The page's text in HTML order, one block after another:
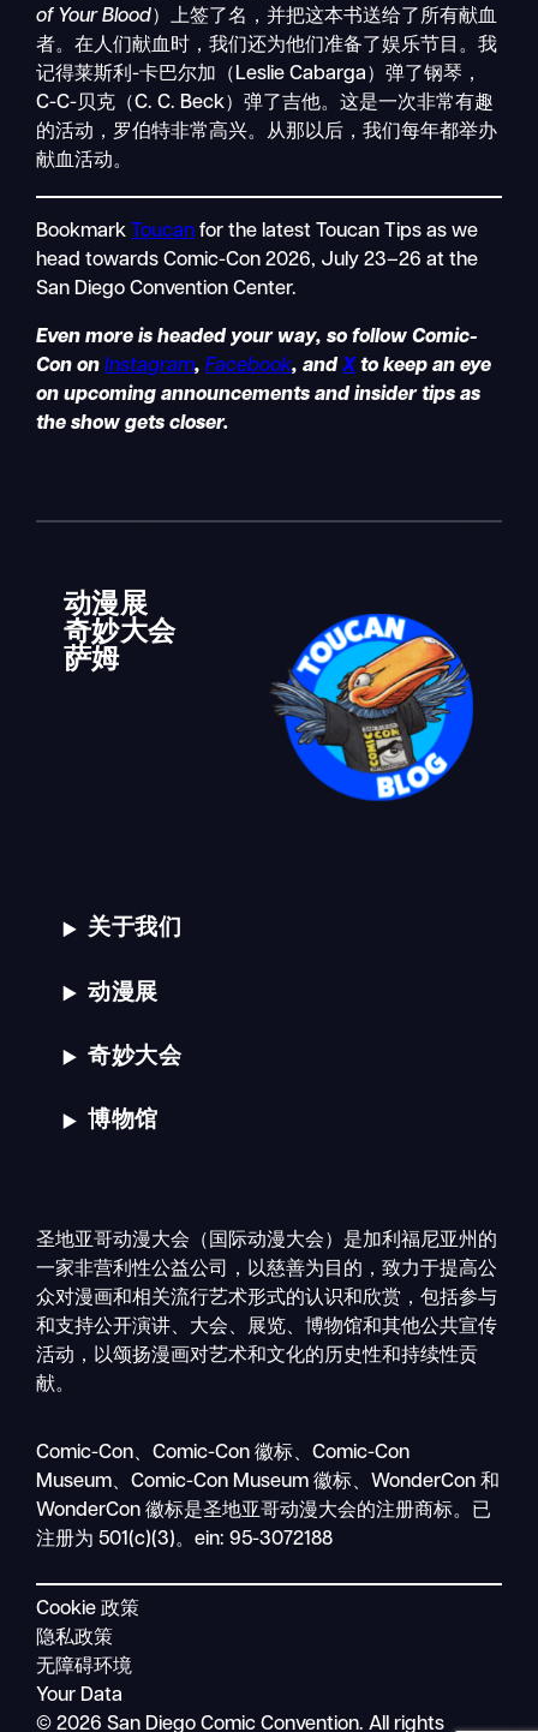
动
导
航
of Your Blood）上签了名，并把这本书送给了所有献血
者。在人们献血时，我们还为他们准备了娱乐节目。我
记得莱斯利-卡巴尔加（Leslie Cabarga）弹了钢琴，
C-C-贝克（C. C. Beck）弹了吉他。这是一次非常有趣
的活动，罗伯特非常高兴。从那以后，我们每年都举办
献血活动。
Bookmark Toucan for the latest Toucan Tips as we
head towards Comic-Con 2026, July 23–26 at the
San Diego Convention Center.
Even more is headed your way, so follow Comic-
Con onInstagram,Facebook, andX to keep an eye
on upcoming announcements and insider tips as
the show gets closer.
动漫展
奇妙大会
萨姆
关于我们
动漫展
奇妙大会
博物馆
圣地亚哥动漫大会（国际动漫大会）是加利福尼亚州的
一家非营利性公益公司，以慈善为目的，致力于提高公
众对漫画和相关流行艺术形式的认识和欣赏，包括参与
和支持公开演讲、大会、展览、博物馆和其他公共宣传
活动，以颂扬漫画对艺术和文化的历史性和持续性贡
献。
Comic-Con、Comic-Con 徽标、Comic-Con
Museum、Comic-Con Museum 徽标、WonderCon 和
WonderCon 徽标是圣地亚哥动漫大会的注册商标。已
注册为 501(c)(3)。ein: 95-3072188
Cookie 政策
隐私政策
无障碍环境
Your Data
© 2026 San Diego Comic Convention. All rights